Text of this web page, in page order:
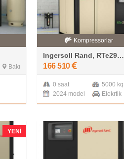
Bakı
Kompressorlar
Ingersoll Rand, RTe290ie
166 510
0 saat
5000 kq
2024 model
Elekrtik
YENI